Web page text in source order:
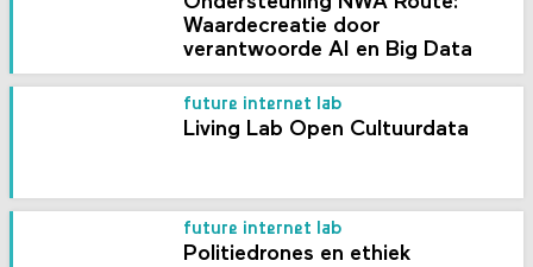
Waardecreatie door
verantwoorde AI en Big Data
future internet lab
Living Lab Open Cultuurdata
future internet lab
Politiedrones en ethiek